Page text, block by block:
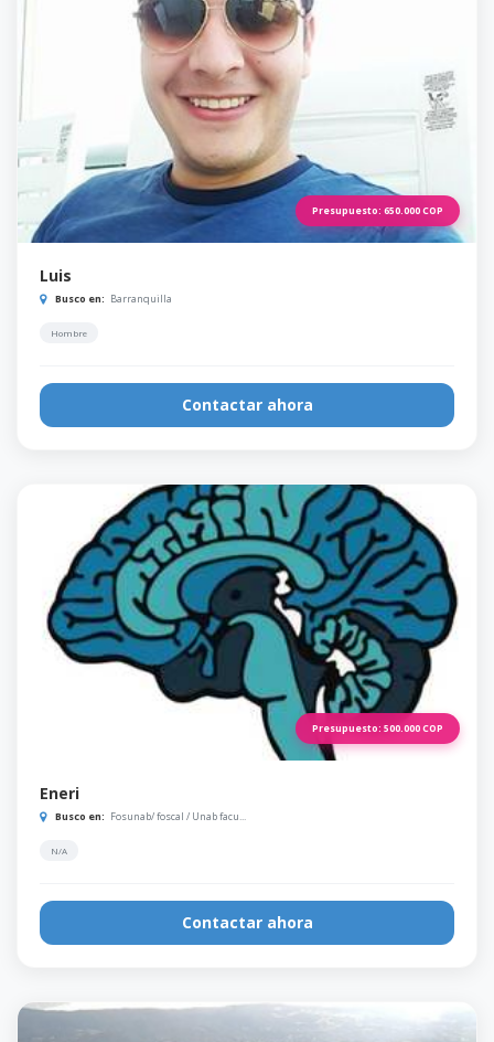
Presupuesto: 650.000COP
Luis
Busco en: Barranquilla
Hombre
Contactar ahora
Presupuesto: 500.000COP
Eneri
Busco en: Fosunab/ foscal / Unab facu...
N/A
Contactar ahora